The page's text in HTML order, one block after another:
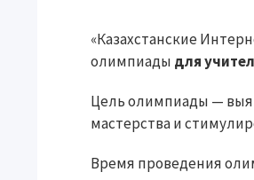
«Казахстанские
олимпиады для
Цель олимпиады —
мастерства и
Время проведения